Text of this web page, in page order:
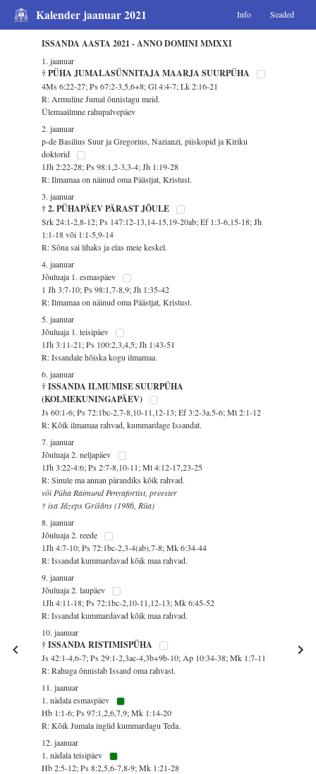
Kalender jaanuar 2021 Info Seaded
ISSANDA AASTA 2021 - ANNO DOMINI MMXXI
1. jaanuar
† PÜHA JUMALASÜNNITAJA MAARJA SUURPÜHA
4Ms 6:22-27; Ps 67:2-3,5,6+8; Gl 4:4-7; Lk 2:16-21
R: Armuline Jumal õnnistagu meid.
Ülemaailmne rahupalvepäev
2. jaanuar
p-de Basilius Suur ja Gregorius, Nazianzi, piiskopid ja Kiriku
doktorid
1Jh 2:22-28; Ps 98:1,2-3,3-4; Jh 1:19-28
R: Ilmamaa on näinud oma Päästjat, Kristust.
3. jaanuar
† 2. PÜHAPÄEV PÄRAST JÕULE
Srk 24:1-2,8-12; Ps 147:12-13,14-15,19-20ab; Ef 1:3-6,15-18; Jh
1:1-18 või 1:1-5,9-14
R: Sõna sai lihaks ja elas meie keskel.
4. jaanuar
Jõuluaja 1. esmaspäev
1 Jh 3:7-10; Ps 98:1,7-8,9; Jh 1:35-42
R: Ilmamaa on näinud oma Päästjat, Kristust.
5. jaanuar
Jõuluaja 1. teisipäev
1Jh 3:11-21; Ps 100:2,3,4,5; Jh 1:43-51
R: Issandale hõiska kogu ilmamaa.
6. jaanuar
† ISSANDA ILMUMISE SUURPÜHA
(KOLMEKUNINGAPÄEV)
Js 60:1-6; Ps 72:1bc-2,7-8,10-11,12-13; Ef 3:2-3a.5-6; Mt 2:1-12
R: Kõik ilmamaa rahvad, kummardage Issandat.
7. jaanuar
Jõuluaja 2. neljapäev
1Jh 3:22-4:6; Ps 2:7-8,10-11; Mt 4:12-17,23-25
R: Sinule ma annan pärandiks kõik rahvad.
või Püha Raimund Penyafortist, preester
† isa Jāzeps Grišāns (1986, Riia)
8. jaanuar
Jõuluaja 2. reede
1Jh 4:7-10; Ps 72:1bc-2,3-4(ab),7-8; Mk 6:34-44
R: Issandat kummardavad kõik maa rahvad.
9. jaanuar
Jõuluaja 2. laupäev
1Jh 4:11-18; Ps 72:1bc-2,10-11,12-13; Mk 6:45-52
R: Issandat kummardavad kõik maa rahvad.
10. jaanuar
† ISSANDA RISTIMISPÜHA
Js 42:1-4,6-7; Ps 29:1-2,3ac-4,3b+9b-10; Ap 10:34-38; Mk 1:7-11
R: Rahuga õnnistab Issand oma rahvast.
11. jaanuar
1. nädala esmaspäev
Hb 1:1-6; Ps 97:1,2,6,7,9; Mk 1:14-20
R: Kõik Jumala inglid kummardagu Teda.
12. jaanuar
1. nädala teisipäev
Hb 2:5-12; Ps 8:2,5,6-7,8-9; Mk 1:21-28